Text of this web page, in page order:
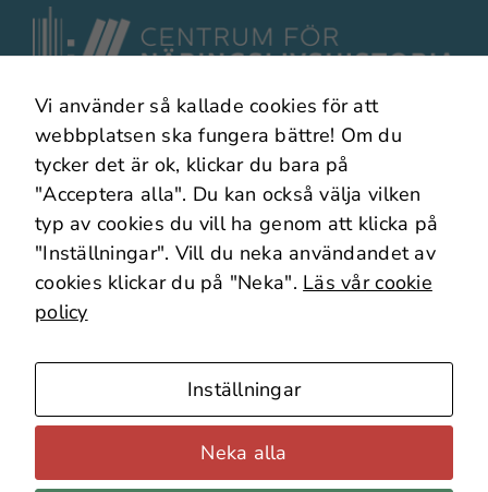
I samarbete med
Om Cookies
Källäget – Forska vidare!
Vi använder så kallade cookies för att
webbplatsen ska fungera bättre! Om du
tycker det är ok, klickar du bara på
"Acceptera alla". Du kan också välja vilken
typ av cookies du vill ha genom att klicka på
"Inställningar". Vill du neka användandet av
cookies klickar du på "Neka". Läs vår cookie
policy
Inställningar
Neka alla